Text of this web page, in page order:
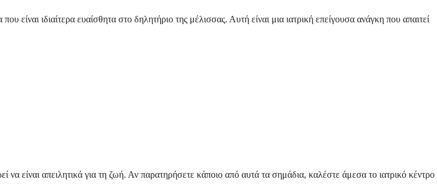
ιδιαίτερα ευαίσθητα στο δηλητήριο της μέλισσας. Αυτή είναι μια ιατρική επείγουσα ανάγκη που απαιτεί
είναι απειλητικά για τη ζωή. Αν παρατηρήσετε κάποιο από αυτά τα σημάδια, καλέστε άμεσα το ιατρικό κέντρο